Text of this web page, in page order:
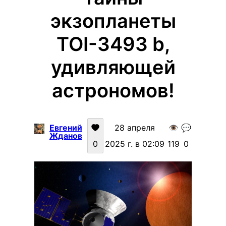
экзопланеты
TOI-3493 b,
удивляющей
астрономов!
Евгений
Жданов
0
28 апреля
2025 г. в 02:09
👁️
119
💬
0